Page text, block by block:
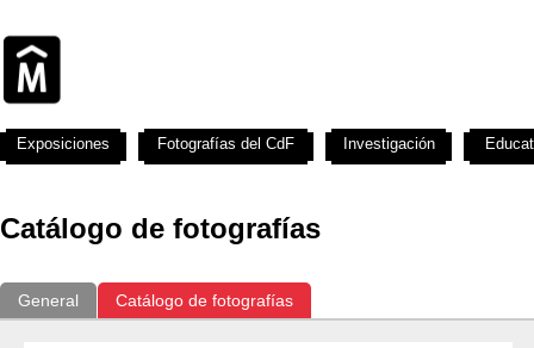
Catálogo de fotografías
General Catálogo de fotografías
Exposiciones Fotografías del CdF Investigación